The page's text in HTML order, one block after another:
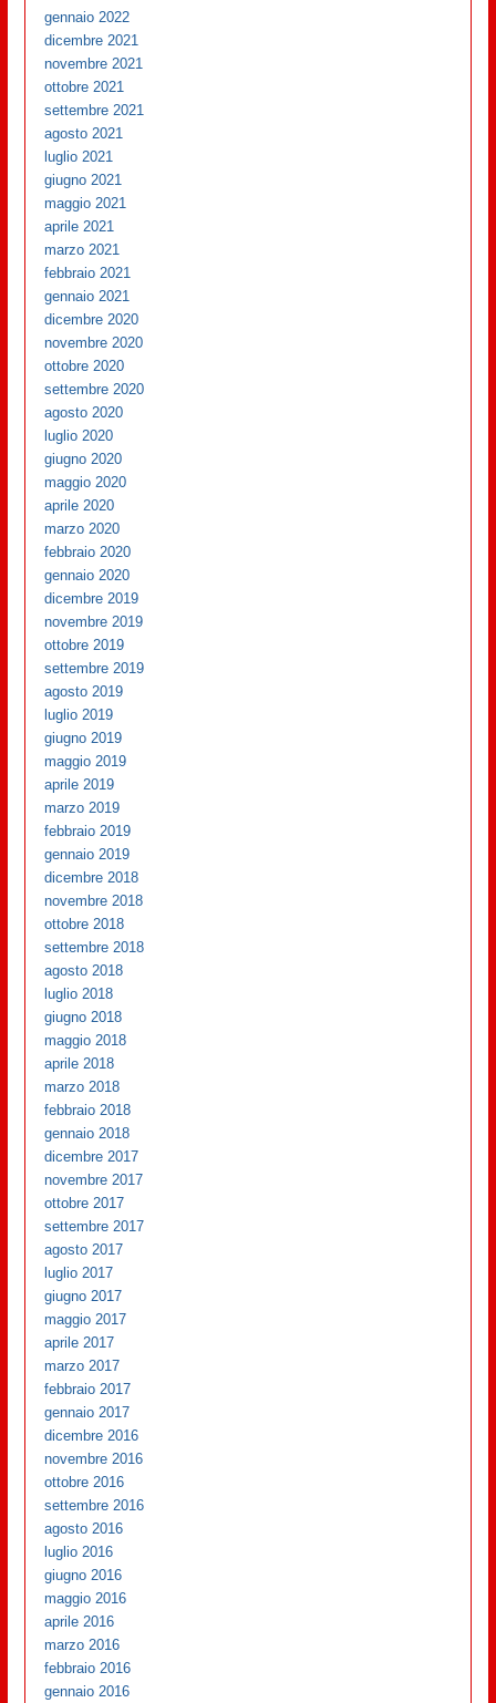
gennaio 2022
dicembre 2021
novembre 2021
ottobre 2021
settembre 2021
agosto 2021
luglio 2021
giugno 2021
maggio 2021
aprile 2021
marzo 2021
febbraio 2021
gennaio 2021
dicembre 2020
novembre 2020
ottobre 2020
settembre 2020
agosto 2020
luglio 2020
giugno 2020
maggio 2020
aprile 2020
marzo 2020
febbraio 2020
gennaio 2020
dicembre 2019
novembre 2019
ottobre 2019
settembre 2019
agosto 2019
luglio 2019
giugno 2019
maggio 2019
aprile 2019
marzo 2019
febbraio 2019
gennaio 2019
dicembre 2018
novembre 2018
ottobre 2018
settembre 2018
agosto 2018
luglio 2018
giugno 2018
maggio 2018
aprile 2018
marzo 2018
febbraio 2018
gennaio 2018
dicembre 2017
novembre 2017
ottobre 2017
settembre 2017
agosto 2017
luglio 2017
giugno 2017
maggio 2017
aprile 2017
marzo 2017
febbraio 2017
gennaio 2017
dicembre 2016
novembre 2016
ottobre 2016
settembre 2016
agosto 2016
luglio 2016
giugno 2016
maggio 2016
aprile 2016
marzo 2016
febbraio 2016
gennaio 2016